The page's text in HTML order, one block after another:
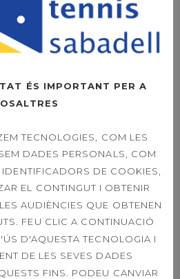
ÉS IMPORTANT PER A
TECNOLOGIES, COM LES
DADES PERSONALS, COM
DE COOKIES,
EL CONTINGUT I OBTENIR
AUDIÈNCIES QUE OBTENEN
FEU CLIC A CONTINUACIÓ
D'AQUESTA TECNOLOGIA I
DE LES SEVES DADES
FINS. PODEU CANVIAR